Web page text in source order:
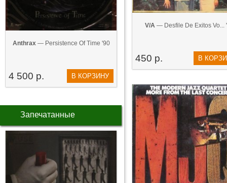
Anthrax— Persistence Of Time '90
4 500 р. В КОРЗИНУ
Запечатанные
V/A — Desfile De Exitos Vo...
450 р. В